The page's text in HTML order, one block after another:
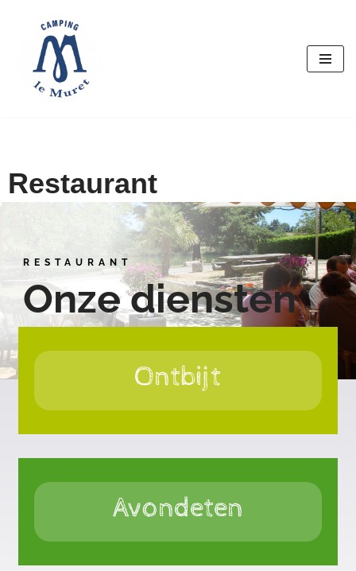
Restaurant
RESTAURANT
Onze diensten
Ontbijt
Avondeten